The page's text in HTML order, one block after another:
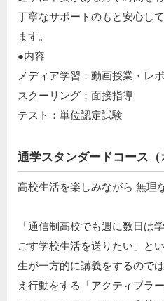
丁寧なサポートのもと安心し
ます。
●内容
メディア学習：動画授業・レ
スクーリング：面接指導
テスト：単位認定試験
通学スタンダードコース（
高校生活を楽しみながら 無理
「通信制高校でも週に数日は
ごす学校生活を送りたい」と
生が一方的に講義をするので
え行動をする「アクティブラ